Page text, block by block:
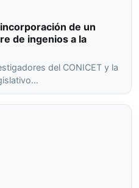
de un
de ingenios a la
del CONICET y la